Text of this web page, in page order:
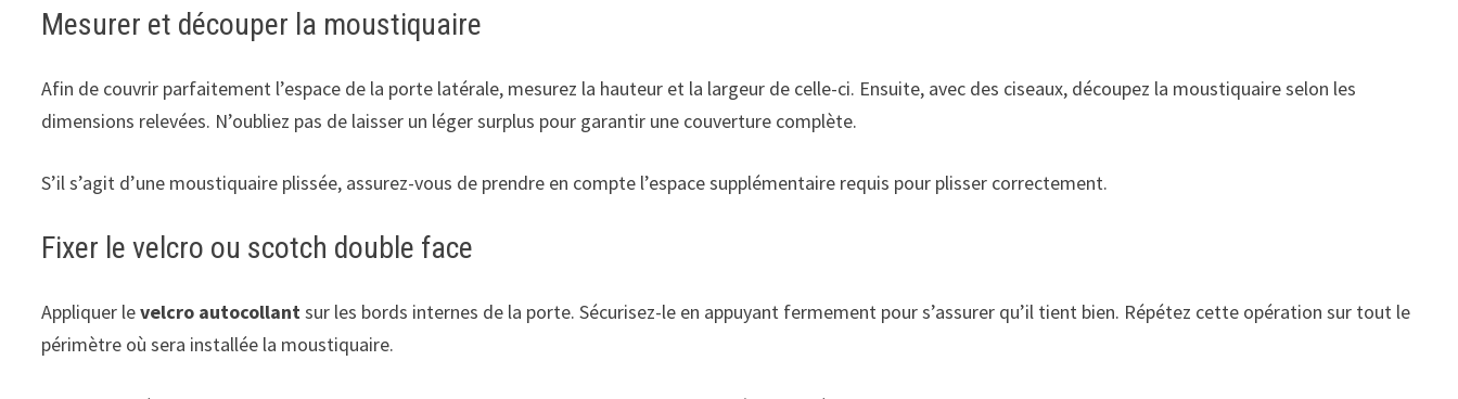
Mesurer et découper la moustiquaire
Afin de couvrir parfaitement l’espace de la porte latérale, mesurez la hauteur et la largeur de celle-ci. Ensuite, avec des ciseaux, découpez la moustiquaire selon les
dimensions relevées. N’oubliez pas de laisser un léger surplus pour garantir une couverture complète.
S’il s’agit d’une moustiquaire plissée, assurez-vous de prendre en compte l’espace supplémentaire requis pour plisser correctement.
Fixer le velcro ou scotch double face
Appliquer levelcro autocollantsur les bords internes de la porte. Sécurisez-le en appuyant fermement pour s’assurer qu’il tient bien. Répétez cette opération sur tout le
périmètre où sera installée la moustiquaire.